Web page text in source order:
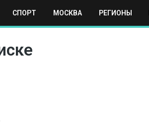
СПОРТ МОСКВА РЕГИОНЫ